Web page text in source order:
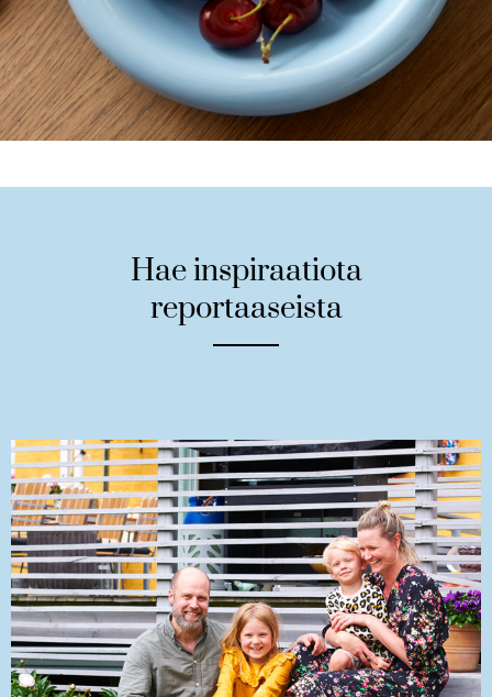
Hae inspiraatiota
reportaaseista